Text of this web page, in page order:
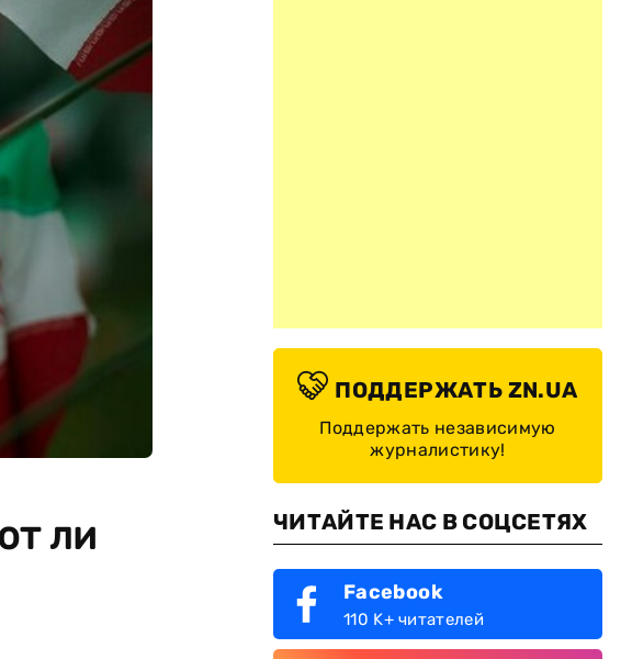
ли
ПОДДЕРЖАТЬ ZN.UA
Поддержать независимую
журналистику!
ЧИТАЙТЕ НАС В СОЦСЕТЯХ
Facebook
110 K+ читателей